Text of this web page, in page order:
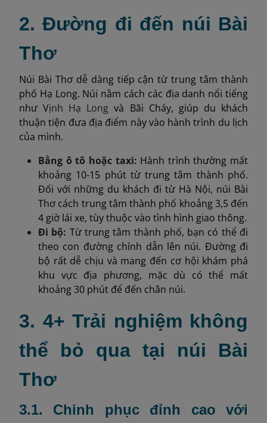
2. Đường đi đến núi Bài
Thơ
Núi Bài Thơ dễ dàng tiếp cận từ trung tâm thành
phố Hạ Long. Núi nằm cách các địa danh nổi tiếng
như Vịnh Hạ Long và Bãi Cháy, giúp du khách
thuận tiện đưa địa điểm này vào hành trình du lịch
của mình.
Bằng ô tô hoặc taxi: Hành trình thường mất
khoảng 10-15 phút từ trung tâm thành phố.
Đối với những du khách đi từ Hà Nội, núi Bài
Thơ cách trung tâm thành phố khoảng 3,5 đến
4 giờ lái xe, tùy thuộc vào tình hình giao thông.
Đi bộ: Từ trung tâm thành phố, bạn có thể đi
theo con đường chính dẫn lên núi. Đường đi
bộ rất dễ chịu và mang đến cơ hội khám phá
khu vực địa phương, mặc dù có thể mất
khoảng 30 phút để đến chân núi.
3. 4+ Trải nghiệm không
thể bỏ qua tại núi Bài
Thơ
3.1. Chinh phục đỉnh cao với